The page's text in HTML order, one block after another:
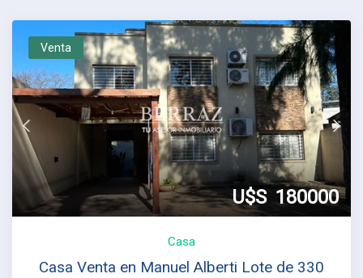
Venta
U$S 180000
Casa
Casa Venta en Manuel Alberti Lote de 330